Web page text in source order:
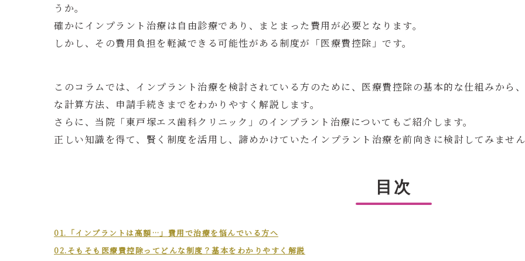
うか。
確かにインプラント治療は自由診療であり、まとまった費用が必要となります。
しかし、その費用負担を軽減できる可能性がある制度が「医療費控除」です。
このコラムでは、インプラント治療を検討されている方のために、医療費控除の基本的な仕組みから
な計算方法、申請手続きまでをわかりやすく解説します。
さらに、当院「東戸塚エス歯科クリニック」のインプラント治療についてもご紹介します。
正しい知識を得て、賢く制度を活用し、諦めかけていたインプラント治療を前向きに検討してみませ
目次
01.「インプラントは高額…」費用で治療を悩んでいる方へ
02.そもそも医療費控除ってどんな制度？基本をわかりやすく解説